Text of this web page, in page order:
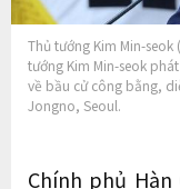
Thủ tướng Kim Min-seok
tướng Kim Min-seok
về bầu cử công bằng,
Jongno, Seoul.
Chính phủ